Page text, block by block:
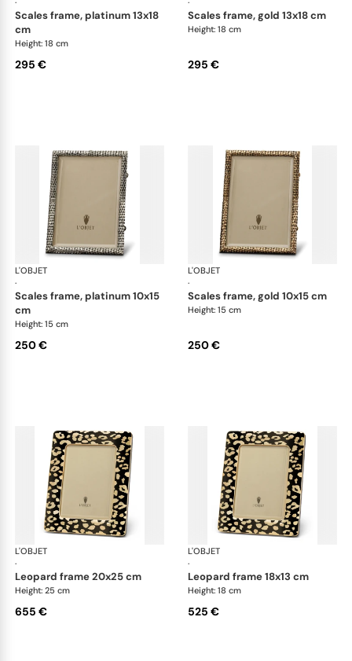
scales frame, platinum 13x18
cm
Height: 18 cm
295 €
scales frame, gold 13x18 cm
Height: 18 cm
295 €
L'OBJET
·
Picture Frames
scales frame, platinum 10x15
cm
Height: 15 cm
250 €
L'OBJET
·
scales frame, gold 10x15 cm
Height: 15 cm
250 €
L'OBJET
·
Picture Frames
leopard frame 20x25 cm
Height: 25 cm
655 €
L'OBJET
·
leopard frame 18x13 cm
Height: 18 cm
525 €